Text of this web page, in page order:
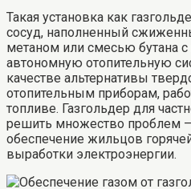
Такая установка как
сосуд, наполненный
метаном или смесью бутана
автономную отопительную
качестве альтернативы
отопительным приборам,
топливе. Газгольдер для
решить множество проблем
обеспечение жильцов
выработки электроэнергии.